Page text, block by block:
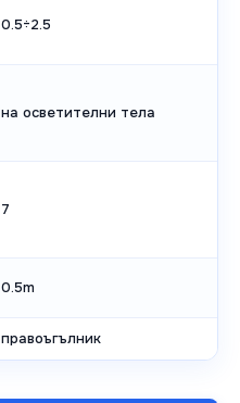
0.5÷2.5
на осветителни тела
7
0.5m
правоъгълник